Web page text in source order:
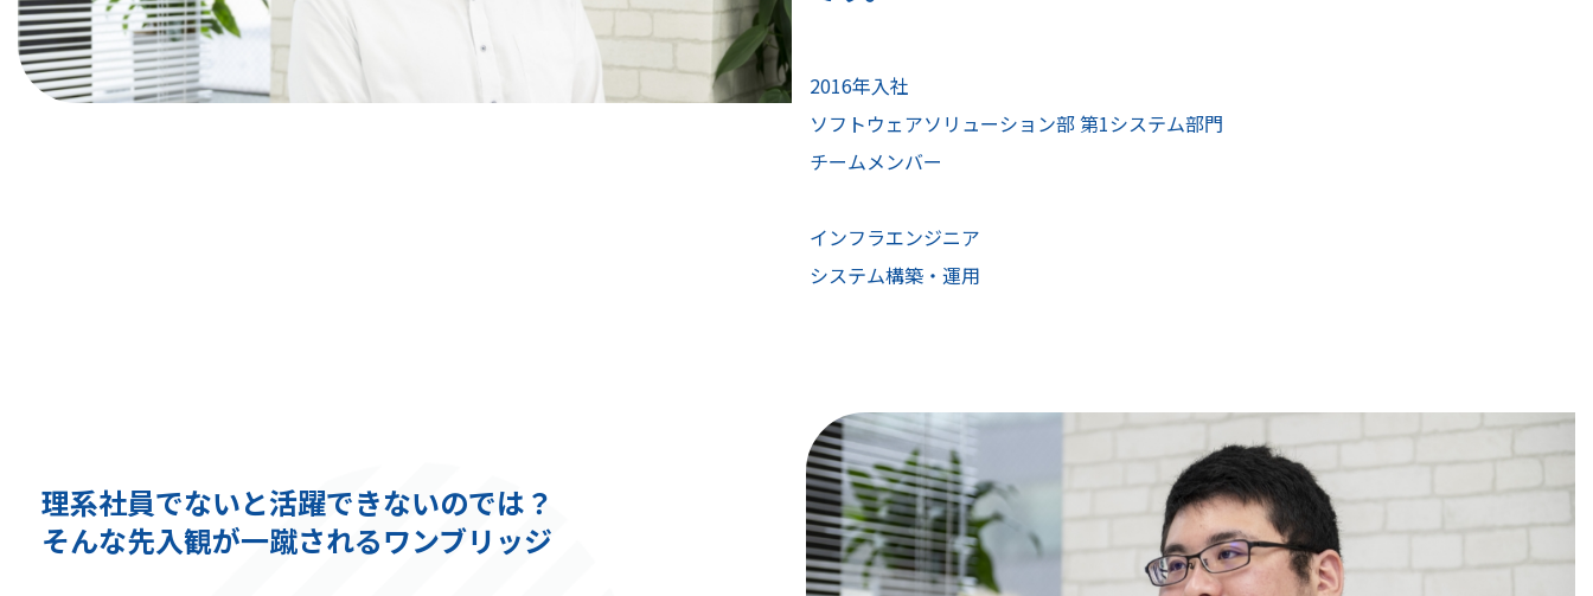
2016年入社
ソフトウェアソリューション部 第1システム部門
チームメンバー
インフラエンジニア
システム構築・運用
理系社員でないと活躍できないのでは？
そんな先入観が一蹴されるワンブリッジ